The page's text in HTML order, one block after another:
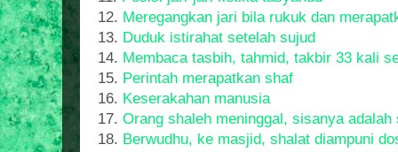
12. Meregangkan jari bila rukuk dan
13. Duduk istirahat setelah sujud
14. Membaca tasbih, tahmid, takbir 33 kali
15. Perintah merapatkan shaf
16. Keserakahan manusia
17. Orang shaleh meninggal, sisanya adalah
18. Berwudhu, ke masjid, shalat diampuni